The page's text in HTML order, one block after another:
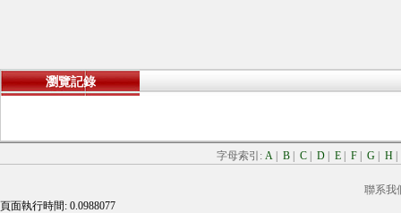
瀏覽記錄
字母索引: A B C D E F G H
聯系我
頁面執行時間: 0.0988077